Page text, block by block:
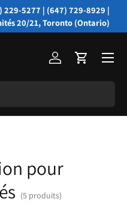
229-5277 | (647) 729-8929 |
20/21, Toronto (Ontario)
Se connecter
Panier
Menu
pour
(5 produits)